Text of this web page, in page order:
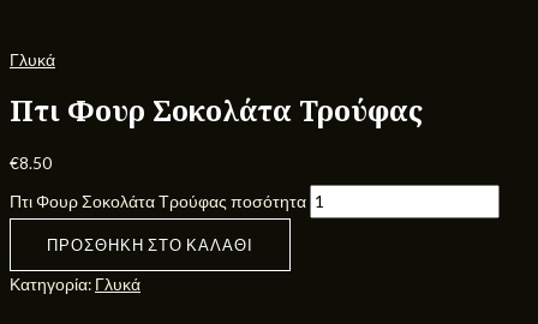
Γλυκά
Πτι Φουρ Σοκολάτα Τρούφας
€8.50
Πτι Φουρ Σοκολάτα Τρούφας ποσότητα
ΠΡΟΣΘΉΚΗ ΣΤΟ ΚΑΛΆΘΙ
Κατηγορία: Γλυκά